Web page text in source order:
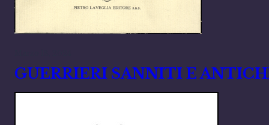
GUERRIERI SANNITI E